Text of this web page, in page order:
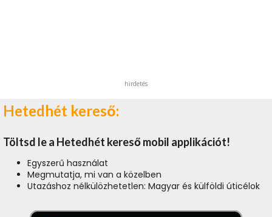
hirdetés
Hetedhét kereső:
Töltsd le a Hetedhét kereső mobil applikációt!
Egyszerű használat
Megmutatja, mi van a közelben
Utazáshoz nélkülözhetetlen: Magyar és külföldi úticélok